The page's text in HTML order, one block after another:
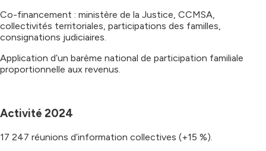
Co-financement : ministère de la Justice, CCMSA,
collectivités territoriales, participations des familles,
consignations judiciaires.
Application d’un barème national de participation familiale
proportionnelle aux revenus.
Activité 2024
17 247 réunions d’information collectives (+15 %).